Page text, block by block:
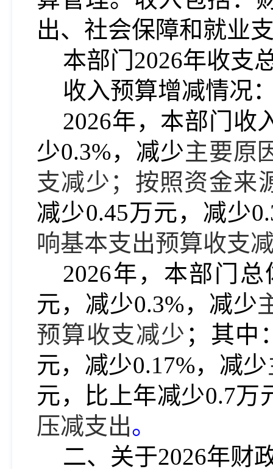
出、社会保障和就业
本部门2026年收支
收入预算增减情况
2026年，本部门收
少0.3%， 减少主要原
支减少 ；按照资金来
减少0.45万元， 减少
响基本支出预算收支
2026年，本部门总
元， 减少0.3%， 减少
预算收支减少 ；其中
元， 减少0.17%， 减少
元，比上年减少0.7万
压减支出。
二、关于2026年财